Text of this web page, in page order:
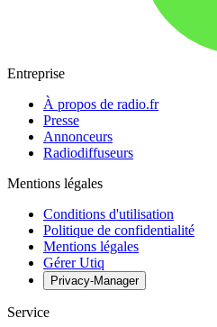
Entreprise
À propos de radio.fr
Presse
Annonceurs
Radiodiffuseurs
Mentions légales
Conditions d'utilisation
Politique de confidentialité
Mentions légales
Gérer Utiq
Privacy-Manager
Service